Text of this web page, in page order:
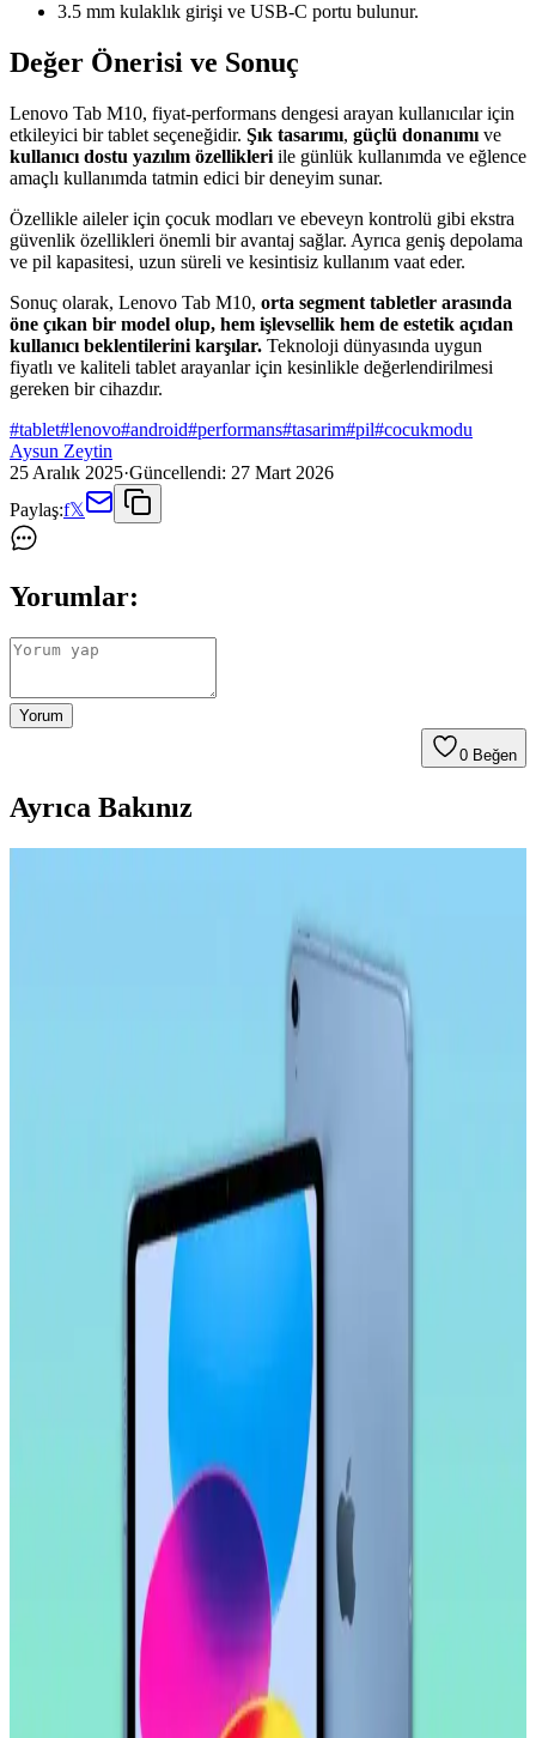
3.5 mm kulaklık girişi ve USB-C portu bulunur.
Değer Önerisi ve Sonuç
Lenovo Tab M10, fiyat-performans dengesi arayan kullanıcılar için
etkileyici bir tablet seçeneğidir. Şık tasarımı, güçlü donanımı ve
kullanıcı dostu yazılım özellikleri ile günlük kullanımda ve eğlence
amaçlı kullanımda tatmin edici bir deneyim sunar.
Özellikle aileler için çocuk modları ve ebeveyn kontrolü gibi ekstra
güvenlik özellikleri önemli bir avantaj sağlar. Ayrıca geniş depolama
ve pil kapasitesi, uzun süreli ve kesintisiz kullanım vaat eder.
Sonuç olarak, Lenovo Tab M10, orta segment tabletler arasında
öne çıkan bir model olup, hem işlevsellik hem de estetik açıdan
kullanıcı beklentilerini karşılar. Teknoloji dünyasında uygun
fiyatlı ve kaliteli tablet arayanlar için kesinlikle değerlendirilmesi
gereken bir cihazdır.
#tablet#lenovo#android#performans#tasarim#pil#cocukmodu
Aysun Zeytin
25 Aralık 2025·Güncellendi: 27 Mart 2026
Paylaş:f𝕏
Yorumlar:
Yorum
0 Beğen
Ayrıca Bakınız
Microsonic temperli cam ekran koruyucu, Galaxy Tab S9 Plus
X810 modeline özel tasarımıyla yüksek dayanıklılık ve estetik sunar.
Çizilmelere karşı dirençli, kolay uygulanabilir ve kullanımı rahat bir
Ally 9.0 stylus kalem, yüksek hassasiyet, uyumluluk ve ergonomik
tasarımıyla akıllı tahta, tablet ve telefonlarda pratik kullanım sağlar,
yoğun çalışma ve eğitim ortamlarına uygun bir seçenektir.
Samsung Galaxy Tab S10 FE Plus İçin Kırılmaz
Ekran Koruyucu İncelemesi ve Kullanıcı Yorumları
Samsung Galaxy Tab S10 FE Plus için tasarlanmış kırılmaz ekran
koruyucu, yüksek dayanıklılık ve kolay uygulama özellikleriyle
ekranı çizilmelere ve darbelere karşı korur.
Samsung Galaxy Tab S11 Ultra 14.6 İnç AMOLED
Ekranlı Güçlü ve Çok Yönlü Tablet Özellikleri
Samsung Galaxy Tab S11 Ultra, 14.6 inç AMOLED ekran, güçlü
işlemci ve uzun pil ömrü ile çok yönlü kullanım sunar. Profesyonel
ve eğlence amaçlı ideal bir tablet deneyimi sağlar.
Samsung Galaxy Tab S9 FE+ Plus için Nano
Kırılmaz Esnek Ekran Koruyucu İncelemesi
Samsung Galaxy Tab S9 FE+ Plus için tasarlanmış nano cam ekran
koruyucu, yüksek dayanıklılık ve net görüntü sağlar. Kolay
uygulama ve göz yorgunluğunu azaltıcı özellikleriyle ekran
korumasında yeni standart.